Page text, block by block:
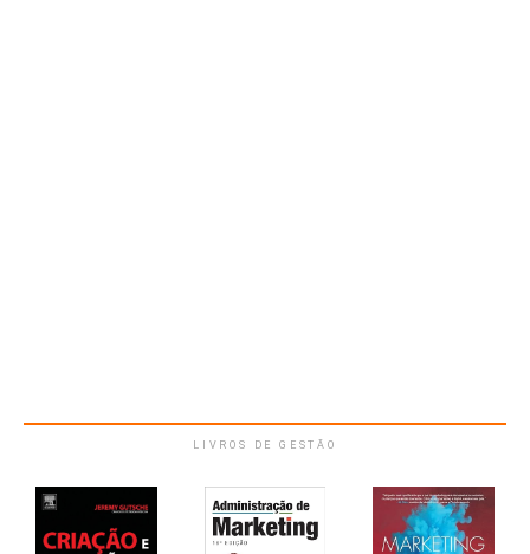
LIVROS DE GESTÃO